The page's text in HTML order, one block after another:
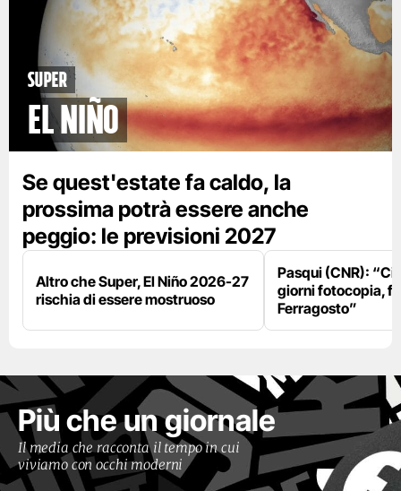
Super
El Niño
Se quest'estate fa caldo, la
prossima potrà essere anche
peggio: le previsioni 2027
Altro che Super, El Niño 2026-27
rischia di essere mostruoso
Pasqui (CNR):
giorni fotocopia,
Ferragosto”
Più che un giornale
Il media che racconta il tempo in cui
viviamo con occhi moderni